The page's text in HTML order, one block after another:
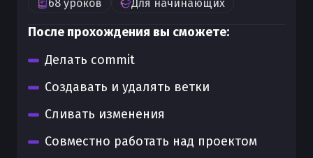
68 уроков Для начинающих
После прохождения вы сможете:
Делать commit
Создавать и удалять ветки
Сливать изменения
Совместно работать над проектом